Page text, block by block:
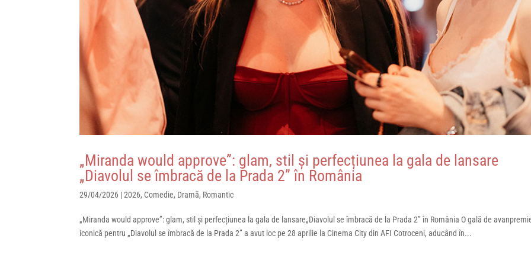
„Miranda would approve”: glam, stil și perfecțiunea la gala de lansare
„Diavolul se îmbracă de la Prada 2” în România
29/04/2026 |2026, Comedie, Dramă, Romantic
„Miranda would approve”: glam, stil și perfecțiunea la gala de lansare„Diavolul se îmbracă de la Prada 2” în România O gală de
iconică pentru „Diavolul se îmbracă de la Prada 2” a avut loc pe 28 aprilie la Cinema City din AFI Cotroceni, aducând în...